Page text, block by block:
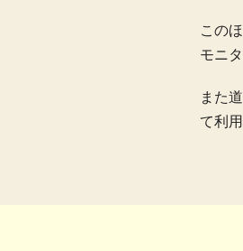
この
モニ
また
て利